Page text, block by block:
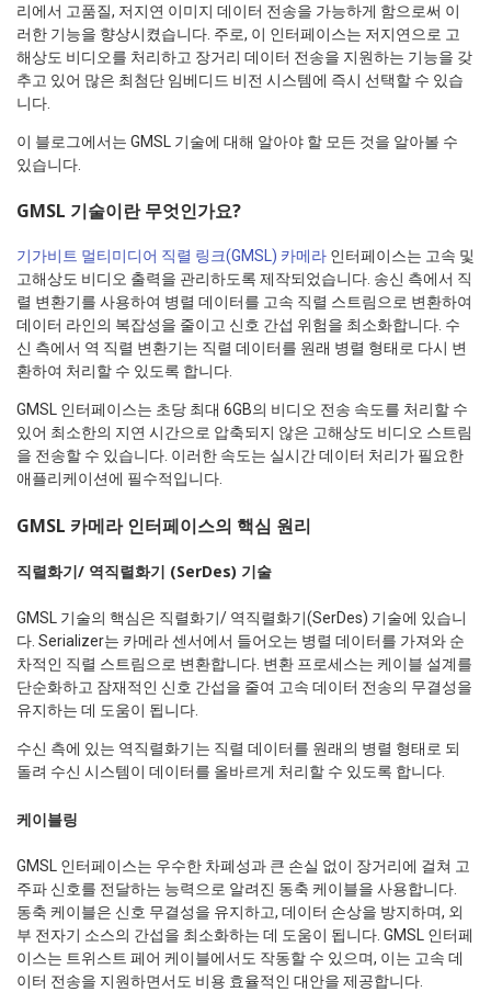
리에서 고품질, 저지연 이미지 데이터 전송을 가능하게 함으로써 이
러한 기능을 향상시켰습니다. 주로, 이 인터페이스는 저지연으로 고
해상도 비디오를 처리하고 장거리 데이터 전송을 지원하는 기능을 갖
추고 있어 많은 최첨단 임베디드 비전 시스템에 즉시 선택할 수 있습
니다.
이 블로그에서는 GMSL 기술에 대해 알아야 할 모든 것을 알아볼 수
있습니다.
GMSL 기술이란 무엇인가요?
기가비트 멀티미디어 직렬 링크(GMSL) 카메라 인터페이스는 고속 및
고해상도 비디오 출력을 관리하도록 제작되었습니다. 송신 측에서 직
렬 변환기를 사용하여 병렬 데이터를 고속 직렬 스트림으로 변환하여
데이터 라인의 복잡성을 줄이고 신호 간섭 위험을 최소화합니다. 수
신 측에서 역 직렬 변환기는 직렬 데이터를 원래 병렬 형태로 다시 변
환하여 처리할 수 있도록 합니다.
GMSL 인터페이스는 초당 최대 6GB의 비디오 전송 속도를 처리할 수
있어 최소한의 지연 시간으로 압축되지 않은 고해상도 비디오 스트림
을 전송할 수 있습니다. 이러한 속도는 실시간 데이터 처리가 필요한
애플리케이션에 필수적입니다.
GMSL 카메라 인터페이스의 핵심 원리
직렬화기/ 역직렬화기 (SerDes) 기술
GMSL 기술의 핵심은 직렬화기/ 역직렬화기(SerDes) 기술에 있습니
다. Serializer는 카메라 센서에서 들어오는 병렬 데이터를 가져와 순
차적인 직렬 스트림으로 변환합니다. 변환 프로세스는 케이블 설계를
단순화하고 잠재적인 신호 간섭을 줄여 고속 데이터 전송의 무결성을
유지하는 데 도움이 됩니다.
수신 측에 있는 역직렬화기는 직렬 데이터를 원래의 병렬 형태로 되
돌려 수신 시스템이 데이터를 올바르게 처리할 수 있도록 합니다.
케이블링
GMSL 인터페이스는 우수한 차폐성과 큰 손실 없이 장거리에 걸쳐 고
주파 신호를 전달하는 능력으로 알려진 동축 케이블을 사용합니다.
동축 케이블은 신호 무결성을 유지하고, 데이터 손상을 방지하며, 외
부 전자기 소스의 간섭을 최소화하는 데 도움이 됩니다. GMSL 인터페
이스는 트위스트 페어 케이블에서도 작동할 수 있으며, 이는 고속 데
이터 전송을 지원하면서도 비용 효율적인 대안을 제공합니다.